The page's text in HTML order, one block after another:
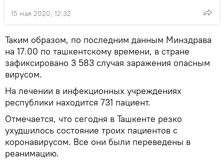
15 мая 2020, 12:32
Таким образом, по последним данным Минздрава
на 17.00 по ташкентскому времени, в стране
зафиксировано 3 583 случая заражения опасным
вирусом.
На лечении в инфекционных учреждениях
республики находится 731 пациент.
Отмечается, что сегодня в Ташкенте резко
ухудшилось состояние троих пациентов с
коронавирусом. Все они были переведены в
реанимацию.